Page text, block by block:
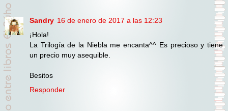
Sandry 16 de enero de 2017 a las 12:23
¡Hola!
La Trilogía de la Niebla me encanta^^ Es precioso y tiene
un precio muy asequible.
Besitos
Responder